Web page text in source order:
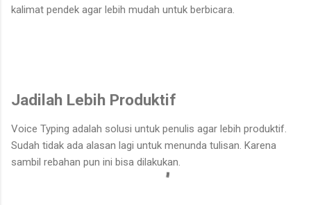
kalimat pendek agar lebih mudah untuk berbicara.
Jadilah Lebih Produktif
Voice Typing adalah solusi untuk penulis agar lebih produktif.
Sudah tidak ada alasan lagi untuk menunda tulisan. Karena
sambil rebahan pun ini bisa dilakukan.